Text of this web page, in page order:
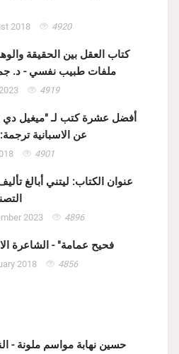
2018 4920
كتاب العقل بين الحقيقة
ملفات طبيب نفسي - د.
4919
أفضل عشرة كتب لـ "ميغيل
عن الاسبانية
4901
عنوان الكتاب: ليتني أبالغ
2023 4896
"فحيح عمامة" - الشاعرة
2018 4856
حسين نهابة مواسم ملونة -